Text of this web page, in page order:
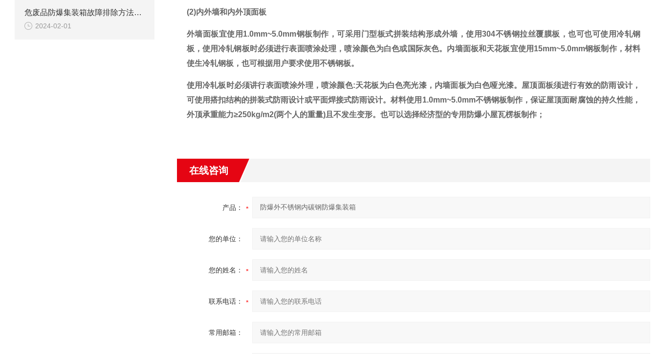
危废品防爆集装箱故障排除方法解析
2024-02-01
(2)内外墙和内外顶面板
外墙面板宜使用 1.0mm~5.0mm钢板制作，可采用门型板式拼装结构形成外墙，使用304不锈钢拉丝覆膜板，也可也可使用冷轧钢
板，使用冷轧钢板时必须进行表面喷涂处理，喷涂颜色为白色或国际灰色。内墙面板和天花板宜使用15mm~5.0mm钢板制作，材料
使生冷轧钢板，也可根据用户要求使用不锈钢板。
使用冷轧板时必须讲行表面喷涂外理，喷涂颜色:天花板为白色亮光漆，内墙面板为白色哑光漆。屋顶面板须进行有效的防雨设计，
可使用搭扣结构的拼装式防雨设计或平面焊接式防雨设计。材料使用1.0mm~5.0mm不锈钢板制作，保证屋顶面耐腐蚀的持久性能，
外顶承重能力≥250kg/m2(两个人的重量)且不发生变形。也可以选择经济型的专用防爆小屋瓦楞板制作；
在线咨询
产品：
您的单位：
您的姓名：
联系电话：
常用邮箱：